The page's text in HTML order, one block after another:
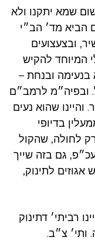
שמא יתקנו ולא
הביא מד׳ הב״י
ובצעצועים
המיוחד להקיש
בנעימה ובנחת –
ובפיה״מ לרמב״ם
והיינו שהוא נעים
בדיופי
לחולה, שהקול
גם בזה שייך
לתינוק,
רביתי׳ דתינוק
ותי׳ צ״ב.